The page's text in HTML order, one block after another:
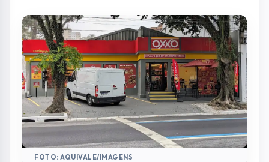
FOTO: AQUIVALE/IMAGENS